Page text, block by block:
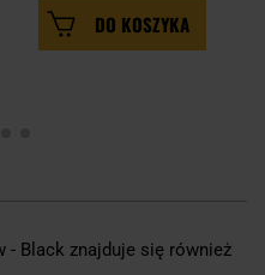
DO KOSZYKA
- Black znajduje się również